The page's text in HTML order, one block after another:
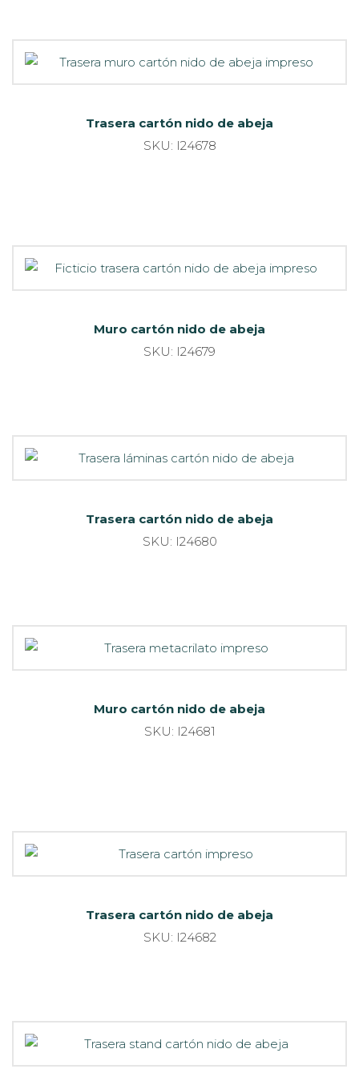
Trasera cartón nido de abeja
SKU: I24678
Muro cartón nido de abeja
SKU: I24679
Trasera cartón nido de abeja
SKU: I24680
Muro cartón nido de abeja
SKU: I24681
Trasera cartón nido de abeja
SKU: I24682